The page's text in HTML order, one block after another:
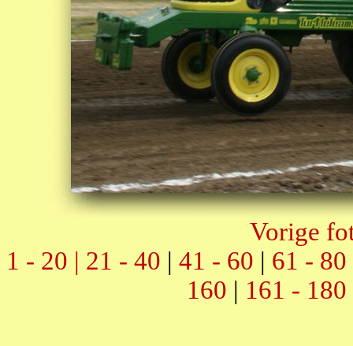
Vorige
1 - 20 | 21 - 40 | 41 - 60 | 61 - 80
160 | 161 - 180